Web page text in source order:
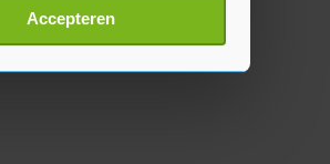
detailgedeelte
Accepteren